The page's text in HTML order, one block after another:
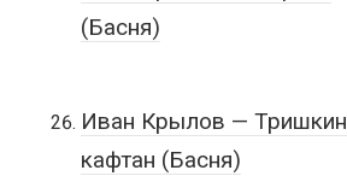
(Басня)
Иван Крылов — Тришкин
кафтан (Басня)